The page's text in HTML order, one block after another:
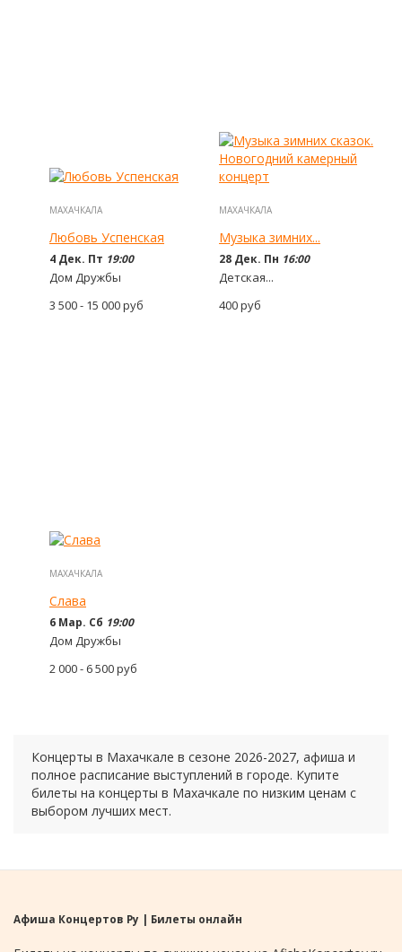
МАХАЧКАЛА
Любовь Успенская
4 Дек. Пт 19:00
Дом Дружбы
3 500 - 15 000руб
МАХАЧКАЛА
Музыка зимних...
28 Дек. Пн 16:00
Детская...
400руб
МАХАЧКАЛА
Слава
6 Мар. Сб 19:00
Дом Дружбы
2 000 - 6 500руб
Концерты в Махачкале в сезоне 2026-2027, афиша и
полное расписание выступлений в городе. Купите
билеты на концерты в Махачкале по низким ценам с
выбором лучших мест.
Афиша Концертов Ру | Билеты онлайн